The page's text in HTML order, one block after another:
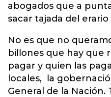
abogados que a
sacar tajada del
No es que no
billones que hay que
pagar y quien las
locales, la
General de la Nación.